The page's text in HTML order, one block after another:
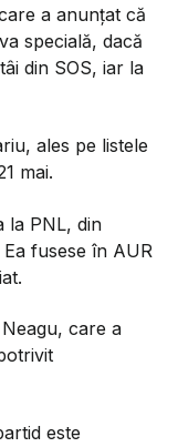
a anunțat că
specială, dacă
din SOS, iar la
ales pe listele
mai.
la PNL, din
fusese în AUR
care a
este